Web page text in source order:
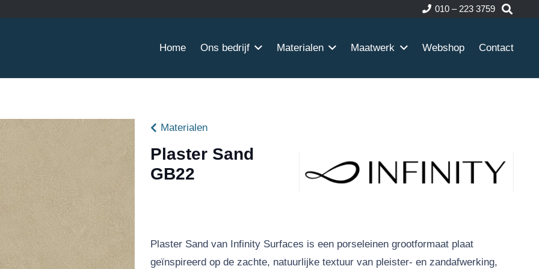
010 – 223 3759
Home Ons bedrijf Materialen Maatwerk Webshop Contact
Materialen
Plaster Sand
GB22
Plaster Sand van Infinity Surfaces is een porseleinen grootformaat plaat
geïnspireerd op de zachte, natuurlijke textuur van pleister- en zandafwerking,